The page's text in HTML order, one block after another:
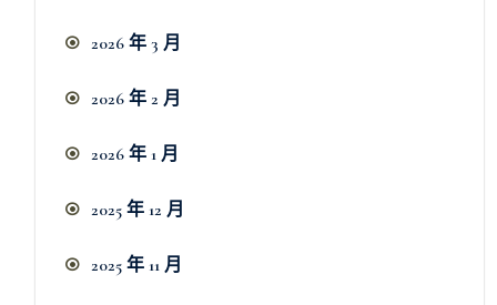
2026 年 3 月
2026 年 2 月
2026 年 1 月
2025 年 12 月
2025 年 11 月